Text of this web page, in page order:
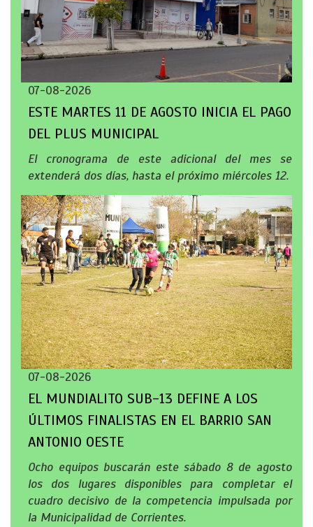
07-08-2026
ESTE MARTES 11 DE AGOSTO INICIA EL PAGO
DEL PLUS MUNICIPAL
El cronograma de este adicional del mes se
extenderá dos días, hasta el próximo miércoles 12.
07-08-2026
EL MUNDIALITO SUB-13 DEFINE A LOS
ÚLTIMOS FINALISTAS EN EL BARRIO SAN
ANTONIO OESTE
Ocho equipos buscarán este sábado 8 de agosto
los dos lugares disponibles para completar el
cuadro decisivo de la competencia impulsada por
la Municipalidad de Corrientes.